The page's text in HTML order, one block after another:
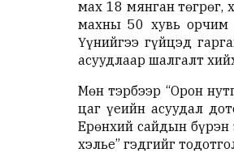
мах 18 мянган төгрөг,
махны 50 хувь орчим
Үүнийгээ гүйцэд
асуудлаар шалгалт
Мөн тэрбээр “Орон
цаг үеийн асуудал
Ерөнхий сайдын бүрэн
хэлье” гэдгийг